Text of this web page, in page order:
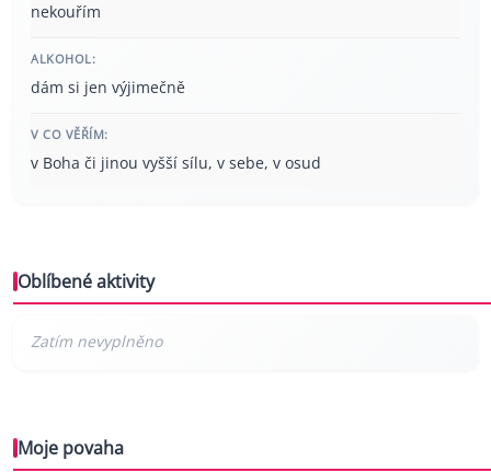
nekouřím
ALKOHOL:
dám si jen výjimečně
V CO VĚŘÍM:
v Boha či jinou vyšší sílu, v sebe, v osud
Oblíbené aktivity
Moje povaha